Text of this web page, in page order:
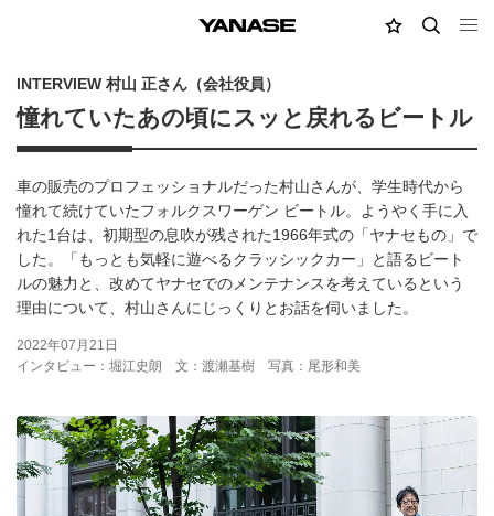
YANASE MY店舗検索
INTERVIEW 村山 正さん（会社役員）
憧れていたあの頃にスッと戻れるビートル
車の販売のプロフェッショナルだった村山さんが、学生時代から
憧れて続けていたフォルクスワーゲン ビートル。ようやく手に入
れた1台は、初期型の息吹が残された1966年式の「ヤナセもの」で
した。「もっとも気軽に遊べるクラッシックカー」と語るビート
ルの魅力と、改めてヤナセでのメンテナンスを考えているという
理由について、村山さんにじっくりとお話を伺いました。
2022年07月21日
インタビュー：堀江史朗
文：渡瀬基樹 写真：尾形和美